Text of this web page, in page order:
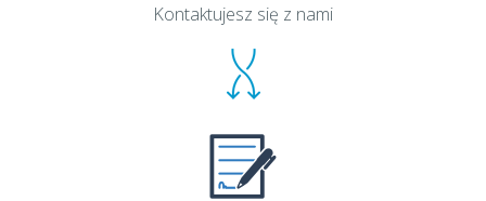
Kontaktujesz się z nami